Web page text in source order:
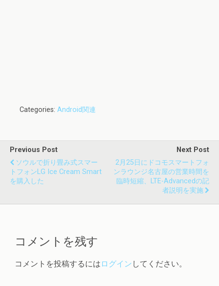
Categories: Android関連
Previous Post
ソウルで折り畳み式スマー
トフォンLG Ice Cream Smart
を購入した
Next Post
2月25日にドコモスマートフォ
ンラウンジ名古屋の営業時間を
臨時短縮、LTE-Advancedの記
者説明を実施
コメントを残す
コメントを投稿するには ログイン してください。